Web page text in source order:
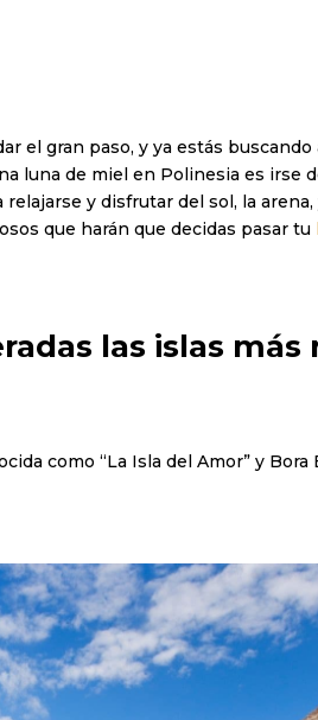
el gran paso, y ya estás buscando
luna de miel en Polinesia es irse
y disfrutar del sol, la
que harán que decidas pasar tu
las islas
como “La Isla del Amor” y Bora